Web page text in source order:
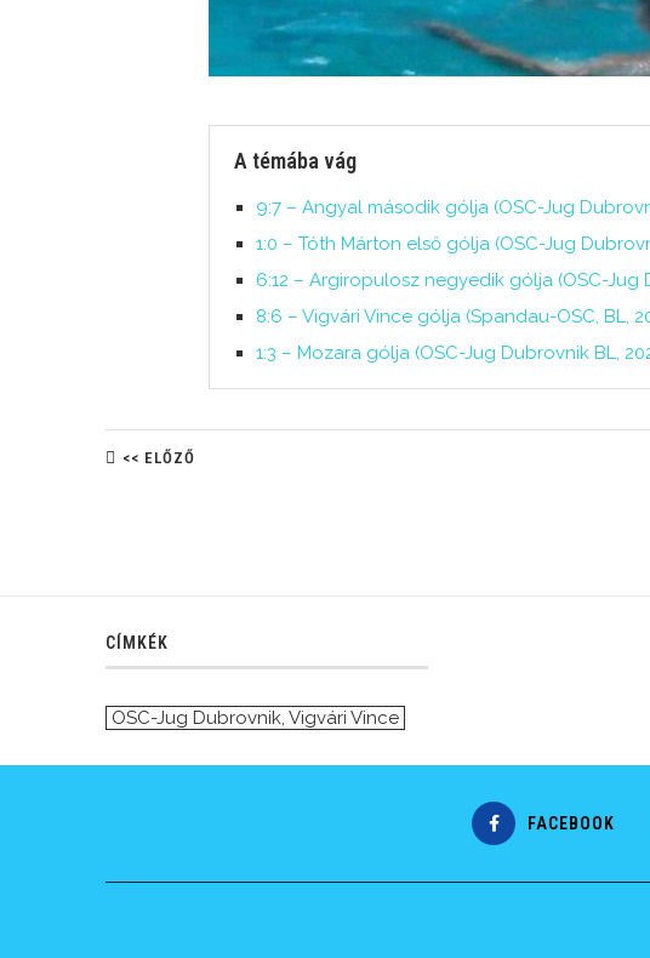
A témába vág
9:7 – Angyal második gólja (OSC-Jug
1:0 – Tóth Márton első gólja (OSC-Jug
6:12 – Argiropulosz negyedik gólja (OSC-Jug
8:6 – Vigvári Vince gólja (Spandau-OSC, BL,
1:3 – Mozara gólja (OSC-Jug Dubrovnik BL,
<< ELŐZŐ
CÍMKÉK
OSC-Jug Dubrovnik, Vigvári Vince
FACEBOOK